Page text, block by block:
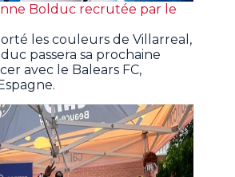
Bolduc recrutée par le
les couleurs de Villarreal,
passera sa prochaine
avec le Balears FC,